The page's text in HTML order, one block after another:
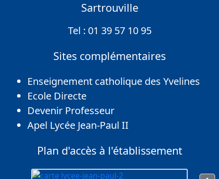
Sites complémentaires
Enseignement catholique des Yvelines
Ecole Directe
Devenir Professeur
Apel Lycée Jean-Paul II
Sartrouville
Tel : 01 39 57 10 95
Plan d'accès à l'établissement